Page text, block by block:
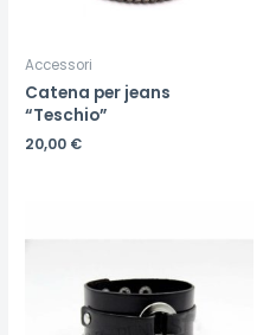
Accessori
Catena per jeans
“Teschio”
20,00 €